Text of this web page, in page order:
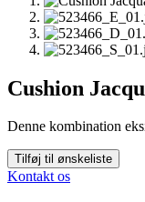
Cushion
Denne kombination
Tilføj til ønskeliste
Kontakt os